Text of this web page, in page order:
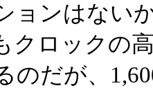
ョンはない
クロックの
のだが、